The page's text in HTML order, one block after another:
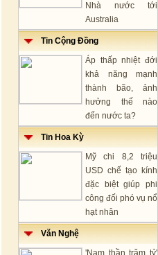
Nhà nước tới
Australia
Tin Cộng Đồng
Áp thấp nhiệt đới
khả năng mạnh
thành bão, ảnh
hưởng thế nào
đến nước ta?
Tin Hoa Kỳ
Mỹ chi 8,2 triệu
USD chế tạo kính
đặc biệt giúp phi
công đối phó vụ nổ
hạt nhân
Văn Nghệ
'Nam thần trăm tỷ'